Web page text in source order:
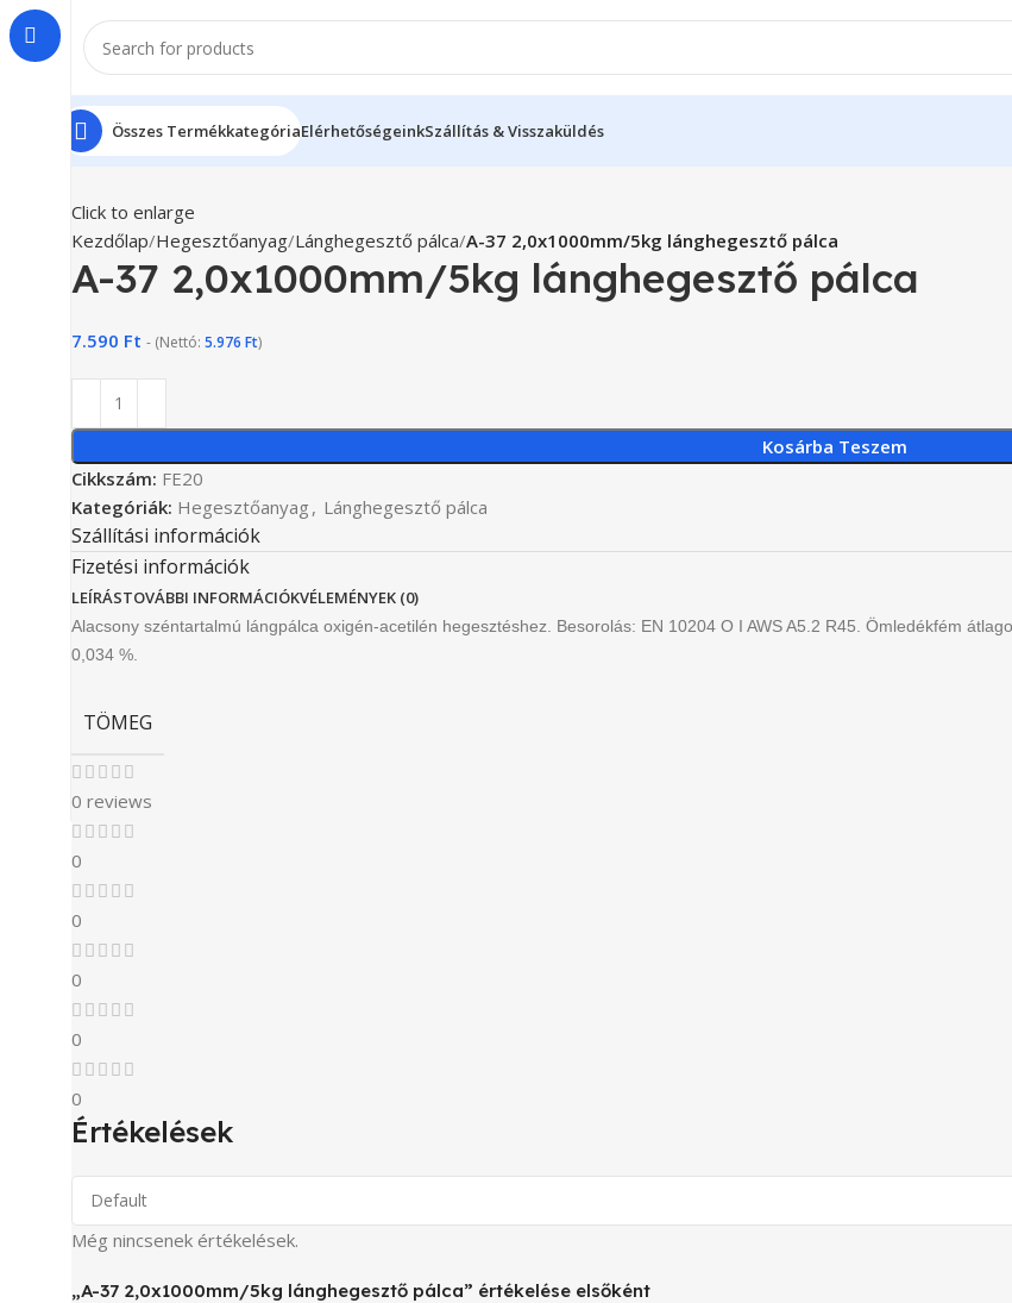
Összes TermékkategóriaElérhetőségeinkSzállítás & Visszaküldés
Click to enlarge
Kezdőlap Hegesztőanyag Lánghegesztő pálca A-37 2,0x1000mm/5kg lánghegesztő pálca
A-37 2,0x1000mm/5kg lánghegesztő pálca
7.590 Ft - (Nettó: 5.976 Ft)
Kosárba Teszem
Cikkszám: FE20
Kategóriák: Hegesztőanyag , Lánghegesztő pálca
Szállítási információk
Fizetési információk
LEÍRÁSTOVÁBBI INFORMÁCIÓKVÉLEMÉNYEK (0)
Alacsony széntartalmú lángpálca oxigén-acetilén hegesztéshez. Besorolás: EN 10204 O I AWS A5.2 R45. Ömledékfém
0,034 %.
TÖMEG
0 reviews
0
0
0
0
0
Értékelések
Még nincsenek értékelések.
„A-37 2,0x1000mm/5kg lánghegesztő pálca” értékelése elsőként